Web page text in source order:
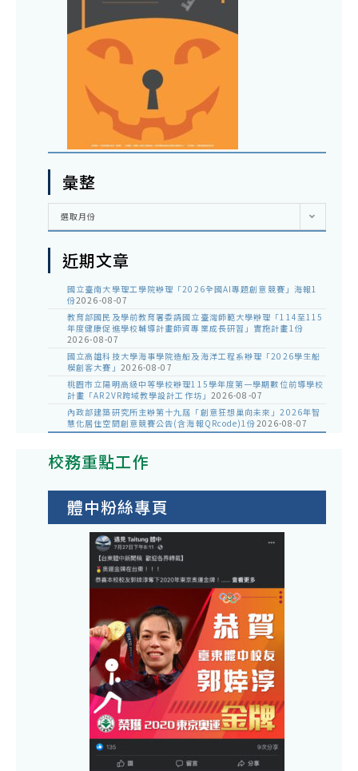
彙整
彙
選取月份
近期文章
國立臺南大學理工學院辦理「2026全國AI專題創意競賽」海報1
份2026-08-07
教育部國民及學前教育署委請國立臺灣師範大學辦理「114至115
年度健康促進學校輔導計畫師資專業成長研習」實施計畫1份
2026-08-07
國立高雄科技大學海事學院造船及海洋工程系辦理「2026學生船
模創客大賽」 2026-08-07
桃園市立陽明高級中等學校辦理115學年度第一學期數位前導學校
計畫「AR2VR跨域教學設計工作坊」 2026-08-07
內政部建築研究所主辦第十九屆「創意狂想巢向未來」2026年智
慧化居住空間創意競賽公告(含海報QRcode)1份2026-08-07
校務重點工作
體中粉絲專頁